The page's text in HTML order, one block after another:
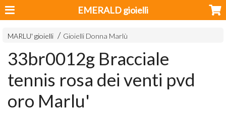
EMERALD gioielli
MARLU' gioielli Gioielli Donna Marlù
33br0012g Bracciale
tennis rosa dei venti pvd
oro Marlu'